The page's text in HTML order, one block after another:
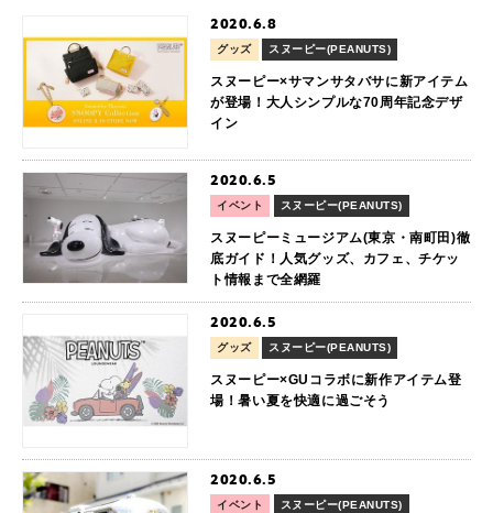
2020.6.8
グッズ スヌーピー(PEANUTS)
スヌーピー×サマンサタバサに新アイテム
が登場！大人シンプルな70周年記念デザ
イン
2020.6.5
イベント スヌーピー(PEANUTS)
スヌーピーミュージアム(東京・南町田)徹
底ガイド！人気グッズ、カフェ、チケッ
ト情報まで全網羅
2020.6.5
グッズ スヌーピー(PEANUTS)
スヌーピー×GUコラボに新作アイテム登
場！暑い夏を快適に過ごそう
2020.6.5
イベント スヌーピー(PEANUTS)